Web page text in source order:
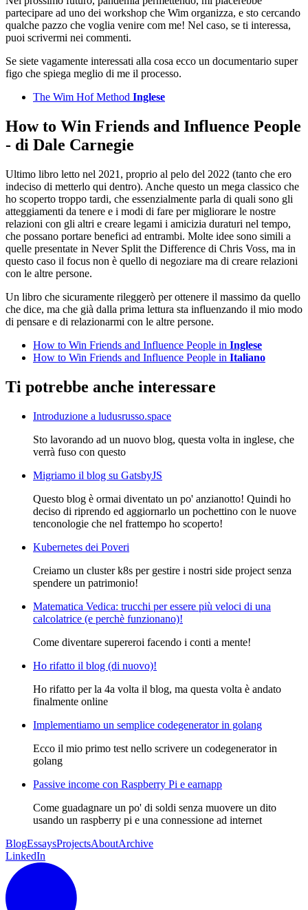
partecipare ad uno dei workshop che Wim organizza, e sto cercando
qualche pazzo che voglia venire com me! Nel caso, se ti interessa,
puoi scrivermi nei commenti.
Se siete vagamente interessati alla cosa ecco un documentario super
figo che spiega meglio di me il processo.
The Wim Hof Method Inglese
How to Win Friends and Influence People
- di Dale Carnegie
Ultimo libro letto nel 2021, proprio al pelo del 2022 (tanto che ero
indeciso di metterlo qui dentro). Anche questo un mega classico che
ho scoperto troppo tardi, che essenzialmente parla di quali sono gli
atteggiamenti da tenere e i modi di fare per migliorare le nostre
relazioni con gli altri e creare legami i amicizia duraturi nel tempo,
che possano portare benefici ad entrambi. Molte idee sono simili a
quelle presentate in Never Split the Difference di Chris Voss, ma in
questo caso il focus non è quello di negoziare ma di creare relazioni
con le altre persone.
Un libro che sicuramente rileggerò per ottenere il massimo da quello
che dice, ma che già dalla prima lettura sta influenzando il mio modo
di pensare e di relazionarmi con le altre persone.
How to Win Friends and Influence People in Inglese
How to Win Friends and Influence People in Italiano
Ti potrebbe anche interessare
Introduzione a ludusrusso.space
Sto lavorando ad un nuovo blog, questa volta in inglese, che
verrà fuso con questo
Migriamo il blog su GatsbyJS
Questo blog è ormai diventato un po' anzianotto! Quindi ho
deciso di riprendo ed aggiornarlo un pochettino con le nuove
tenconologie che nel frattempo ho scoperto!
Kubernetes dei Poveri
Creiamo un cluster k8s per gestire i nostri side project senza
spendere un patrimonio!
Matematica Vedica: trucchi per essere più veloci di una
calcolatrice (e perchè funzionano)!
Come diventare supereroi facendo i conti a mente!
Ho rifatto il blog (di nuovo)!
Ho rifatto per la 4a volta il blog, ma questa volta è andato
finalmente online
Implementiamo un semplice codegenerator in golang
Ecco il mio primo test nello scrivere un codegenerator in
golang
Passive income con Raspberry Pi e earnapp
Come guadagnare un po' di soldi senza muovere un dito
usando un raspberry pi e una connessione ad internet
BlogEssaysProjectsAboutArchive
LinkedIn